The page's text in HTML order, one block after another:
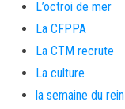
L’octroi de mer
La CFPPA
La CTM recrute
La culture
la semaine du rein